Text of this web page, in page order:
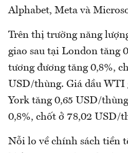
Alphabet, Meta và
Trên thị trường năng
giao sau tại London tăng
tương đương tăng 0,8%,
USD/thùng. Giá dầu WTI
York tăng 0,65 USD/
0,8%, chốt ở 78,02 USD/
Nỗi lo về chính sách tiền